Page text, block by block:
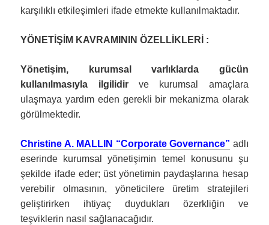
karşılıklı etkileşimleri ifade etmekte kullanılmaktadır.
YÖNETİŞİM KAVRAMININ ÖZELLİKLERİ :
Yönetişim, kurumsal varlıklarda gücün
kullanılmasıyla ilgilidirve kurumsal amaçlara
ulaşmaya yardım eden gerekli bir mekanizma olarak
görülmektedir.
Christine A. MALLIN “Corporate Governance” adlı
eserinde kurumsal yönetişimin temel konusunu şu
şekilde ifade eder; üst yönetimin paydaşlarına hesap
verebilir olmasının, yöneticilere üretim stratejileri
geliştirirken ihtiyaç duydukları özerkliğin ve
teşviklerin nasıl sağlanacağıdır.